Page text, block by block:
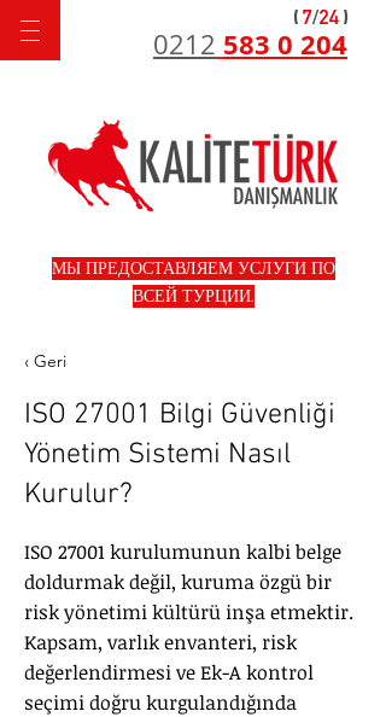
0212 583 0 204
МЫ ПРЕДОСТАВЛЯЕМ УСЛУГИ ПО
ВСЕЙ ТУРЦИИ.
‹ Geri
ISO 27001 Bilgi Güvenliği
Yönetim Sistemi Nasıl
Kurulur?
ISO 27001 kurulumunun kalbi belge
doldurmak değil, kuruma özgü bir
risk yönetimi kültürü inşa etmektir.
Kapsam, varlık envanteri, risk
değerlendirmesi ve Ek-A kontrol
seçimi doğru kurgulandığında